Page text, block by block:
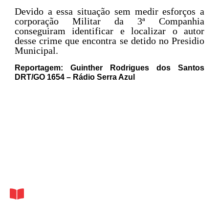
Devido a essa situação sem medir esforços a
corporação Militar da 3ª Companhia
conseguiram identificar e localizar o autor
desse crime que encontra se detido no Presidio
Municipal.
Reportagem: Guinther Rodrigues dos Santos
DRT/GO 1654 – Rádio Serra Azul